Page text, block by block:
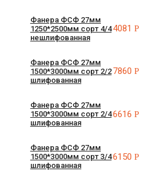
Фанера ФСФ 27мм
1250*2500мм сорт 4/4
нешлифованная
4081Р
Фанера ФСФ 27мм
1500*3000мм сорт 2/2
шлифованная
7860Р
Фанера ФСФ 27мм
1500*3000мм сорт 2/4
шлифованная
6616Р
Фанера ФСФ 27мм
1500*3000мм сорт 3/4
шлифованная
6150Р